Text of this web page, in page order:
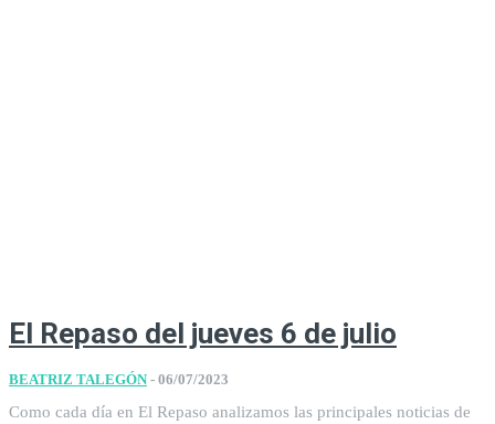
El Repaso del jueves 6 de julio
BEATRIZ TALEGÓN - 06/07/2023
Como cada día en El Repaso analizamos las principales noticias de